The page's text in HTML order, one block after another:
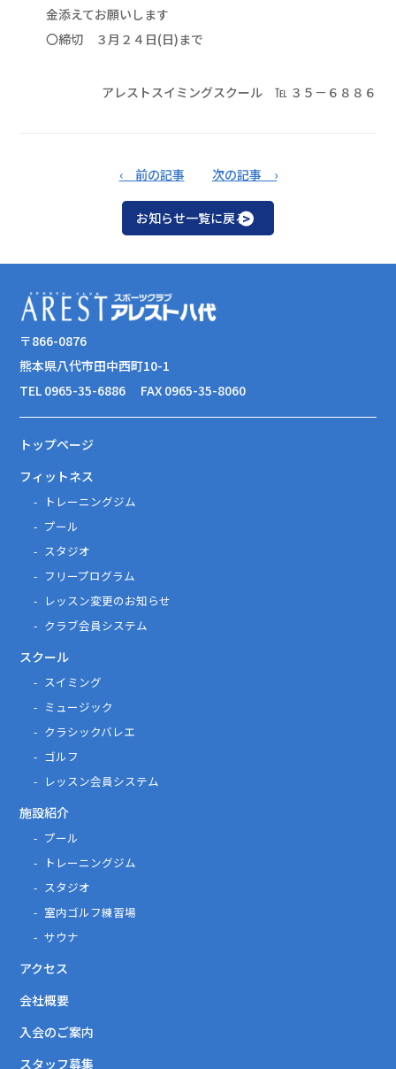
金添えてお願いします
〇締切 ３月２４日(日)まで
アレストスイミングスクール ℡ ３５－６８８６
‹ 前の記事 次の記事 ›
お知らせ一覧に戻る
〒866-0876
熊本県八代市田中西町10-1
TEL 0965-35-6886
FAX 0965-35-8060
トップページ
フィットネス
トレーニングジム
プール
スタジオ
フリープログラム
レッスン変更のお知らせ
クラブ会員システム
スクール
スイミング
ミュージック
クラシックバレエ
ゴルフ
レッスン会員システム
施設紹介
プール
トレーニングジム
スタジオ
室内ゴルフ練習場
サウナ
アクセス
会社概要
入会のご案内
スタッフ募集